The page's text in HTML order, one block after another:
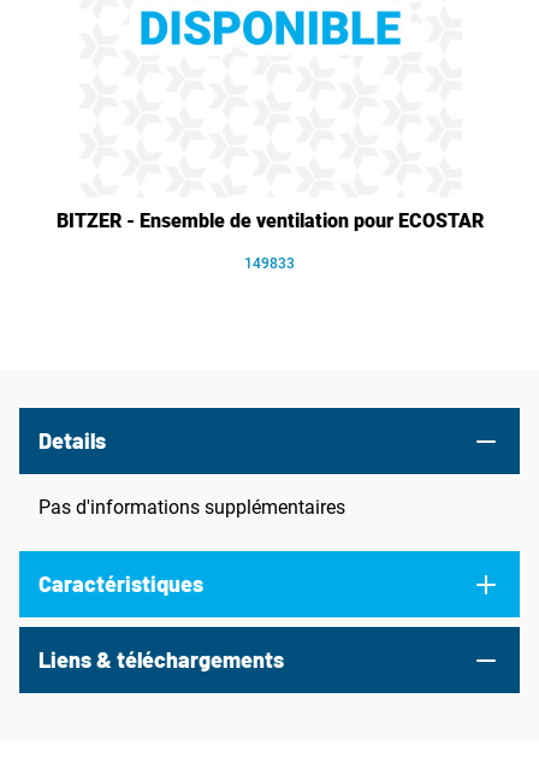
BITZER - Ensemble de ventilation pour ECOSTAR
149833
Details
Pas d'informations supplémentaires
Caractéristiques
Liens & téléchargements